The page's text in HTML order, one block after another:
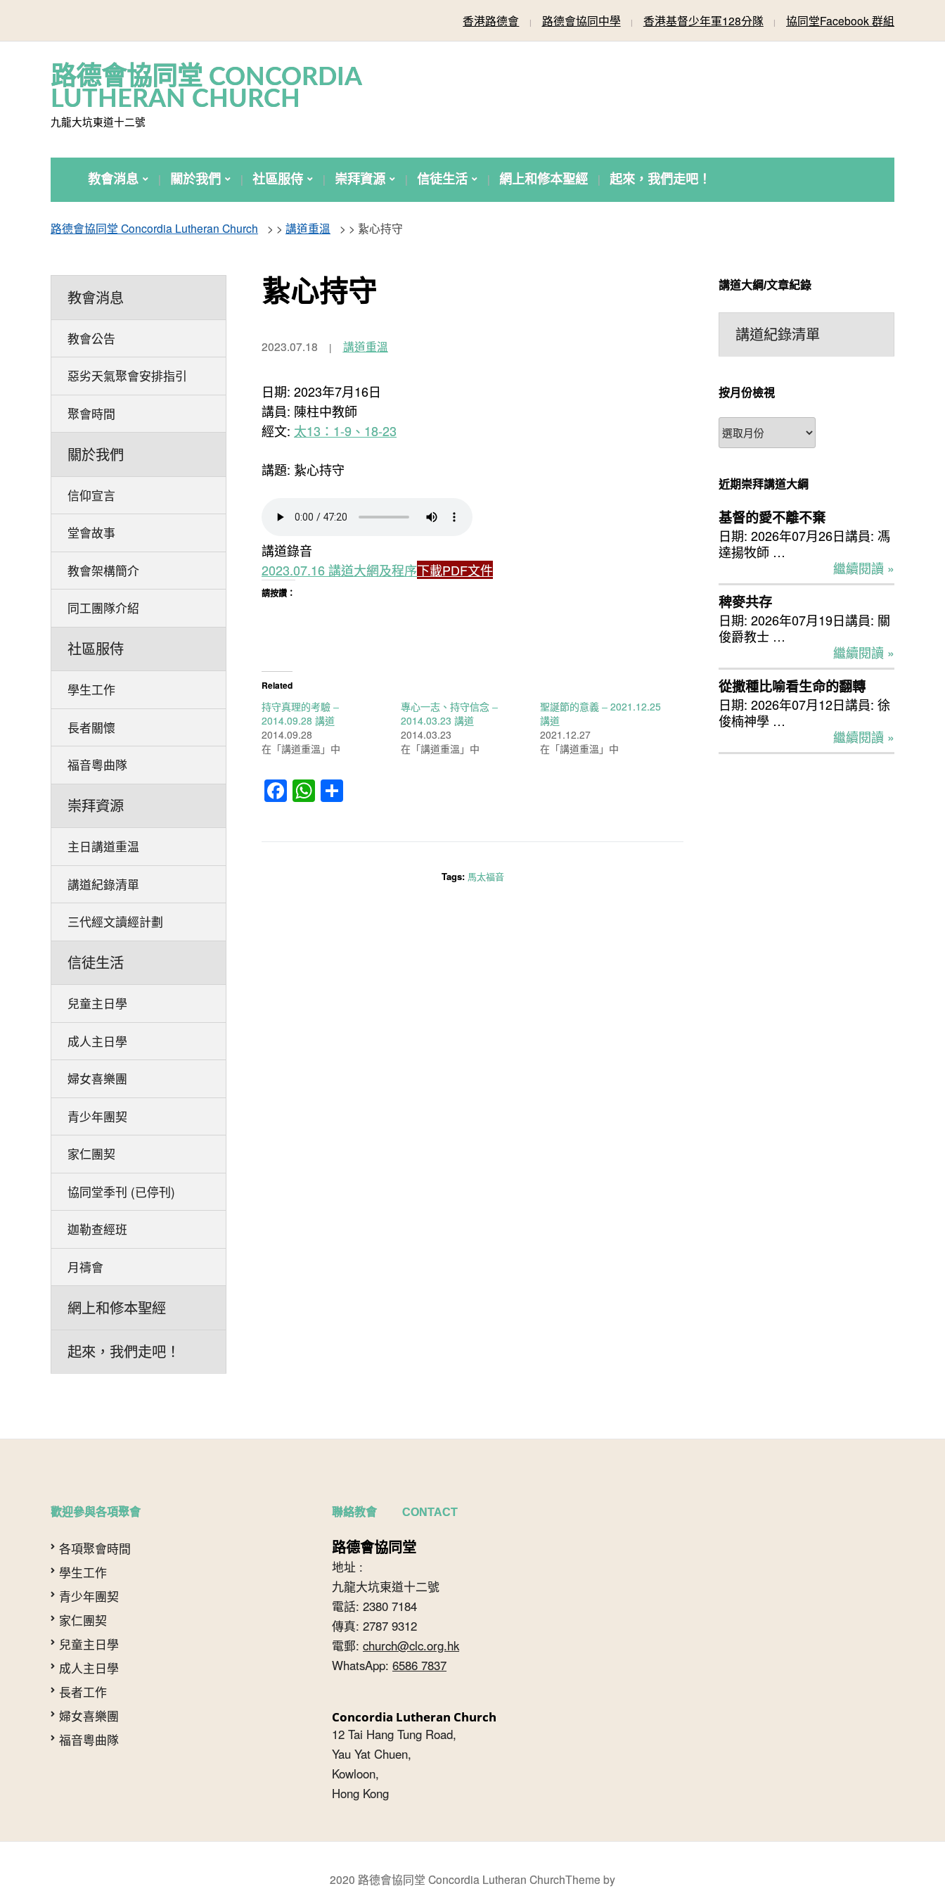
香港路德會 路德會協同中學 香港基督少年軍128分隊 協同堂Facebook 群組
路德會協同堂 CONCORDIA
LUTHERAN CHURCH
九龍大坑東道十二號
教會消息 關於我們 社區服侍 崇拜資源 信徒生活 網上和修本聖經 起來，我們走吧！
路德會協同堂 Concordia Lutheran Church > > 講道重溫 > > 紥心持守
教會消息
教會公告
惡劣天氣聚會安排指引
聚會時間
關於我們
信仰宣言
堂會故事
教會架構簡介
同工團隊介紹
社區服侍
學生工作
長者關懷
福音粵曲隊
崇拜資源
主日講道重温
講道紀錄清單
三代經文讀經計劃
信徒生活
兒童主日學
成人主日學
婦女喜樂團
青少年團契
家仁團契
協同堂季刊 (已停刊)
迦勒查經班
月禱會
網上和修本聖經
起來，我們走吧！
紥心持守
2023.07.18 講道重溫
日期: 2023年7月16日
講員: 陳柱中教師
經文: 太13：1-9、18-23
講題: 紥心持守
講道錄音
2023.07.16 講道大網及程序下載PDF文件
請按讚：
Related
持守真理的考驗 –
2014.09.28 講道
2014.09.28
在「講道重溫」中
專心一志、持守信念 –
2014.03.23 講道
2014.03.23
在「講道重溫」中
聖誕節的意義 – 2021.12.25
講道
2021.12.27
在「講道重溫」中
Facebook
WhatsApp
Tags: 馬太福音
講道大綱/文章紀錄
講道紀錄清單
按月份檢視
按
月
視
近期崇拜講道大綱
基督的愛不離不棄
日期: 2026年07月26日講員: 馮
達揚牧師 …
繼續閱讀 »
稗麥共存
日期: 2026年07月19日講員: 關
俊爵教士 …
繼續閱讀 »
從撒種比喻看生命的翻轉
日期: 2026年07月12日講員: 徐
俊楠神學 …
繼續閱讀 »
歡迎參與各項聚會
各項聚會時間
學生工作
青少年團契
家仁團契
兒童主日學
成人主日學
長者工作
婦女喜樂團
福音粵曲隊
聯絡教會 CONTACT
路德會協同堂
地址 :
九龍大坑東道十二號
電話: 2380 7184
傳真: 2787 9312
電郵: church@clc.org.hk
WhatsApp: 6586 7837
Concordia Lutheran Church
12 Tai Hang Tung Road,
Yau Yat Chuen,
Kowloon,
Hong Kong
2020 路德會協同堂 Concordia Lutheran ChurchTheme by